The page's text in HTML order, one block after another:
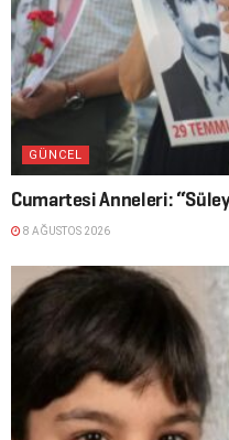
GÜNCEL
Cumartesi Anneleri:
8 AĞUSTOS 2026